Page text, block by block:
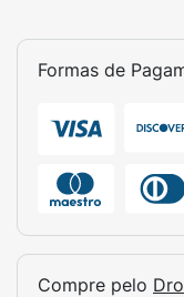
Formas de
Compre pelo